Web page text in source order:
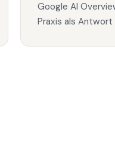
Google AI
Praxis als Antwort